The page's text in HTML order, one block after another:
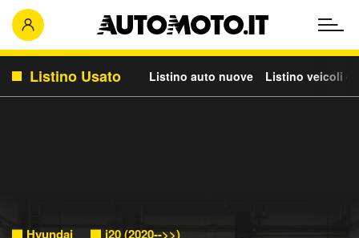
Listino Usato Listino auto nuove Listino veicoli
Hyundai i20 (2020-->>)